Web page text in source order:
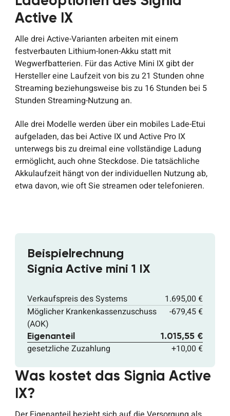
Active IX
Alle drei Active-Varianten arbeiten mit einem
festverbauten Lithium-Ionen-Akku statt mit
Wegwerfbatterien. Für das Active Mini IX gibt der
Hersteller eine Laufzeit von bis zu 21 Stunden ohne
Streaming beziehungsweise bis zu 16 Stunden bei 5
Stunden Streaming-Nutzung an.
Alle drei Modelle werden über ein mobiles Lade-Etui
aufgeladen, das bei Active IX und Active Pro IX
unterwegs bis zu dreimal eine vollständige Ladung
ermöglicht, auch ohne Steckdose. Die tatsächliche
Akkulaufzeit hängt von der individuellen Nutzung ab,
etwa davon, wie oft Sie streamen oder telefonieren.
Beispielrechnung
Signia Active mini 1 IX
Verkaufspreis des Systems
1.695,00 €
Möglicher Krankenkassenzuschuss
(AOK)
-679,45 €
Eigenanteil 1.015,55 €
gesetzliche Zuzahlung +10,00 €
Was kostet das Signia Active
IX?